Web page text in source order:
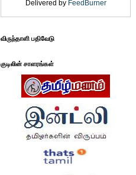
Delivered by FeedBurner
விருந்தாளி பதிவேடு
குடிலின் சாளரங்கள்